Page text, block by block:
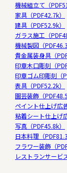
機械組立て（
家具（PDF42.7k）
建具（PDF52.9k）
ガラス施工（
機械製図（
貴金属装身具（
印章木口彫刻（
印章ゴム印彫刻（
表具（PDF52.2k）
園芸装飾（
ペイント仕上げ広
粘着シート仕上げ
写真（PDF45.8k）
日本料理（
フラワー装飾（
レストランサービ